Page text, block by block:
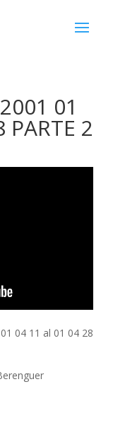
01
2
04 11 al 01 04 28